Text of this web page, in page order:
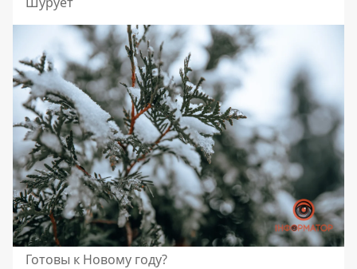
Готовы к Новому году?